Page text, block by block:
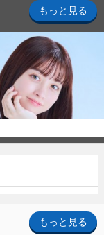
もっと見る
もっと見る